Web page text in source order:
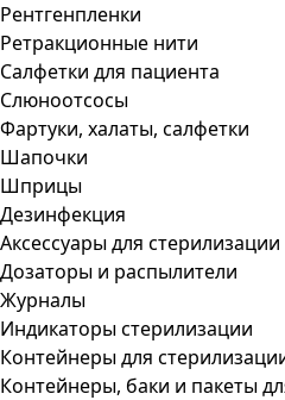
Рентгенпленки
Ретракционные нити
Салфетки для пациента
Слюноотсосы
Фартуки, халаты, салфетки
Шапочки
Шприцы
Дезинфекция
Аксессуары для стерилизации
Дозаторы и распылители
Журналы
Индикаторы стерилизации
Контейнеры для
Контейнеры, баки и пакеты